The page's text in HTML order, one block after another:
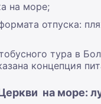
на море;
отпуска:
тура в
концепция
на море: